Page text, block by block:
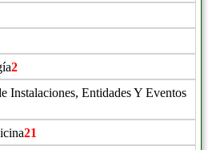
2
Instalaciones, Entidades Y Eventos
21